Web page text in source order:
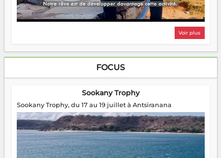
Voir plus
FOCUS
Sookany Trophy
Sookany Trophy, du 17 au 19 juillet à Antsiranana